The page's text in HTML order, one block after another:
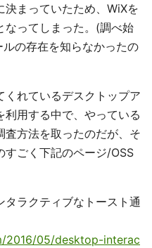
決まっていたため、WiXを
なってしまった。(調べ始
の存在を知らなかったの
れているデスクトップア
利用する中で、やっている
査方法を取ったのだが、そ
すごく下記のページ/OSS
ラクティブなトースト通
2016/05/desktop-interac